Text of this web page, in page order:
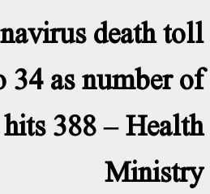
death toll
34 as number of
388 – Health
Ministry